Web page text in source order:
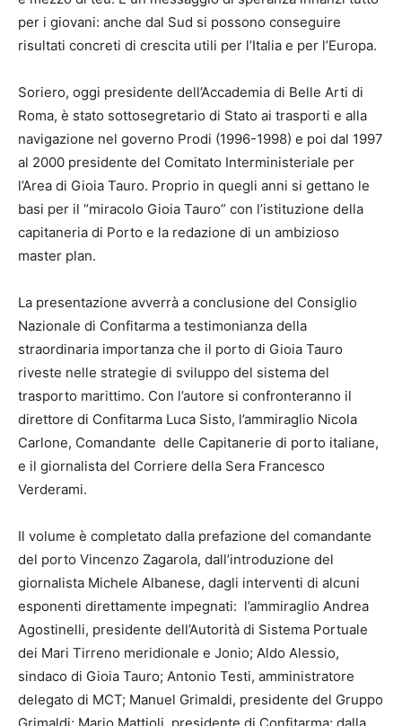
per i giovani: anche dal Sud si possono conseguire
risultati concreti di crescita utili per l’Italia e per l’Europa.
Soriero, oggi presidente dell’Accademia di Belle Arti di
Roma, è stato sottosegretario di Stato ai trasporti e alla
navigazione nel governo Prodi (1996-1998) e poi dal 1997
al 2000 presidente del Comitato Interministeriale per
l’Area di Gioia Tauro. Proprio in quegli anni si gettano le
basi per il “miracolo Gioia Tauro” con l’istituzione della
capitaneria di Porto e la redazione di un ambizioso
master plan.
La presentazione avverrà a conclusione del Consiglio
Nazionale di Confitarma a testimonianza della
straordinaria importanza che il porto di Gioia Tauro
riveste nelle strategie di sviluppo del sistema del
trasporto marittimo. Con l’autore si confronteranno il
direttore di Confitarma Luca Sisto, l’ammiraglio Nicola
Carlone, Comandante delle Capitanerie di porto italiane,
e il giornalista del Corriere della Sera Francesco
Verderami.
Il volume è completato dalla prefazione del comandante
del porto Vincenzo Zagarola, dall’introduzione del
giornalista Michele Albanese, dagli interventi di alcuni
esponenti direttamente impegnati: l’ammiraglio Andrea
Agostinelli, presidente dell’Autorità di Sistema Portuale
dei Mari Tirreno meridionale e Jonio; Aldo Alessio,
sindaco di Gioia Tauro; Antonio Testi, amministratore
delegato di MCT; Manuel Grimaldi, presidente del Gruppo
Grimaldi; Mario Mattioli, presidente di Confitarma; dalla